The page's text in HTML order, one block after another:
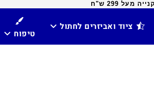
299 ש"ח
ציוד ואביזרים לחתול
טיפוח